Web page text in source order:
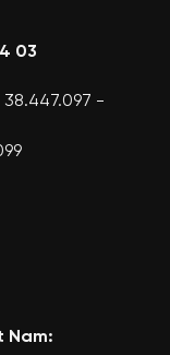
03
38.447.097 -
Nam: